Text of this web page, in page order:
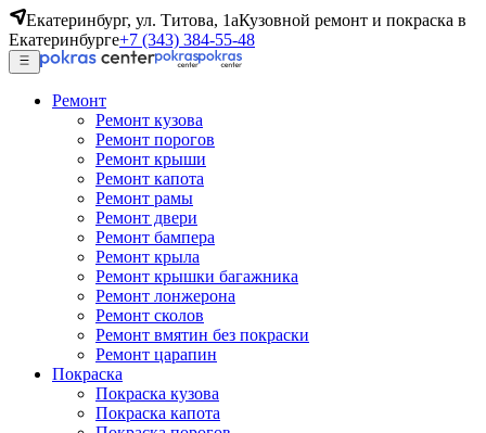
Екатеринбург, ул. Титова, 1аКузовной ремонт и покраска в
Екатеринбурге+7 (343) 384-55-48
Ремонт
Ремонт кузова
Ремонт порогов
Ремонт крыши
Ремонт капота
Ремонт рамы
Ремонт двери
Ремонт бампера
Ремонт крыла
Ремонт крышки багажника
Ремонт лонжерона
Ремонт сколов
Ремонт вмятин без покраски
Ремонт царапин
Покраска
Покраска кузова
Покраска капота